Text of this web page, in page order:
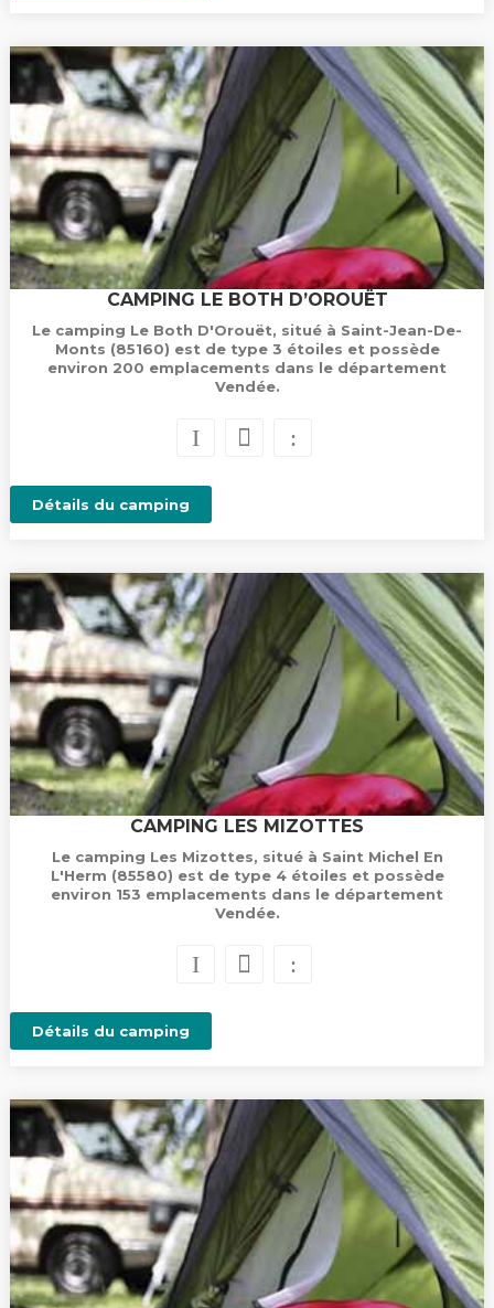
CAMPING LE BOTH D’OROUËT
Le camping Le Both D'Orouët, situé à Saint-Jean-De-
Monts (85160) est de type 3 étoiles et possède
environ 200 emplacements dans le département
Vendée.
Détails du camping
CAMPING LES MIZOTTES
Le camping Les Mizottes, situé à Saint Michel En
L'Herm (85580) est de type 4 étoiles et possède
environ 153 emplacements dans le département
Vendée.
Détails du camping